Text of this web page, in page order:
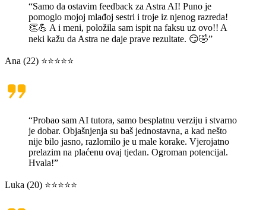
“Samo da ostavim feedback za Astra AI! Puno je
pomoglo mojoj mlađoj sestri i troje iz njenog razreda!
👏💪 A i meni, položila sam ispit na faksu uz ovo!! A
neki kažu da Astra ne daje prave rezultate. 😏🤣”
Ana (22) ⭐⭐⭐⭐⭐
“Probao sam AI tutora, samo besplatnu verziju i stvarno
je dobar. Objašnjenja su baš jednostavna, a kad nešto
nije bilo jasno, razlomilo je u male korake. Vjerojatno
prelazim na plaćenu ovaj tjedan. Ogroman potencijal.
Hvala!”
Luka (20) ⭐⭐⭐⭐⭐